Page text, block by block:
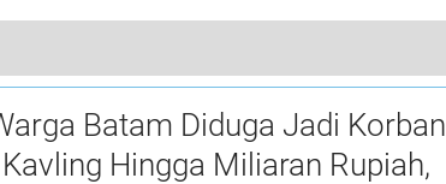
Keliling di Taman Dealova Disertai Hadiah
Batam Diduga Jadi Korban
Hingga Miliaran Rupiah,